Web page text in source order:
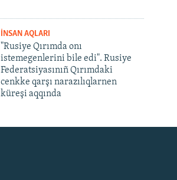
İNSAN AQLARI
"Rusiye Qırımda onı
istemegenlerini bile edi". Rusiye
Federatsiyasınıñ Qırımdaki
cenkke qarşı narazılıqlarnen
küreşi aqqında